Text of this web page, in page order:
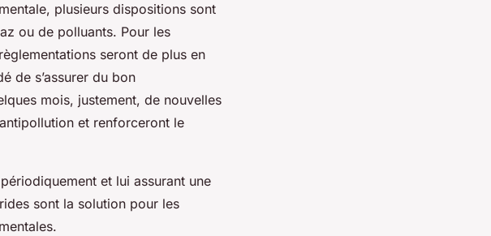
plusieurs dispositions sont
ou de polluants. Pour les
seront de plus en
de s’assurer du bon
mois, justement, de nouvelles
et renforceront le
et lui assurant une
sont la solution pour les